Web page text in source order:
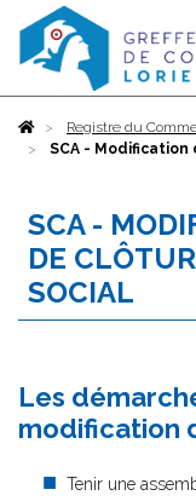
AccueilRegistre du
SCA -
SCA -
DE
SOCIAL
Les
modification
Tenir une